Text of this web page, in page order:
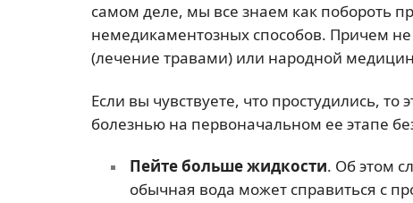
самом деле, мы все знаем как побороть
немедикаментозных способов. Причем
(лечение травами) или народной
Если вы чувствуете, что простудились,
болезнью на первоначальном ее этапе
Пейте больше жидкости. Об этом
обычная вода может справиться с